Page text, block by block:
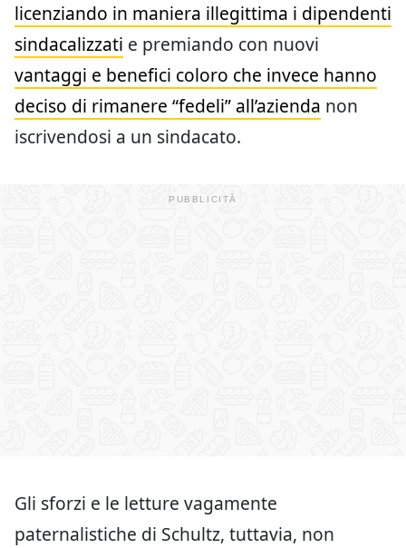
licenziando in maniera illegittima i dipendenti
sindacalizzati e premiando con nuovi
vantaggi e benefici coloro che invece hanno
deciso di rimanere “fedeli” all’azienda non
iscrivendosi a un sindacato.
Gli sforzi e le letture vagamente
paternalistiche di Schultz, tuttavia, non